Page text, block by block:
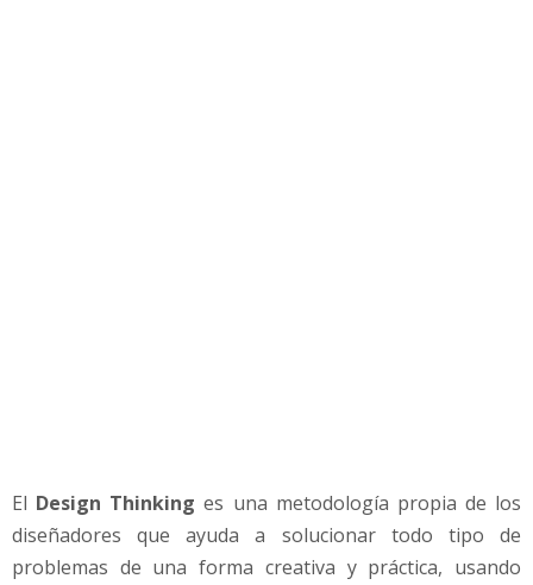
k
n
g
El Design Thinking es una metodología propia de los
diseñadores que ayuda a solucionar todo tipo de
problemas de una forma creativa y práctica, usando